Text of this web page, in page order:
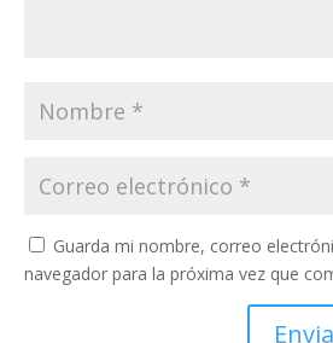
Guarda mi nombre, correo
navegador para la próxima vez que